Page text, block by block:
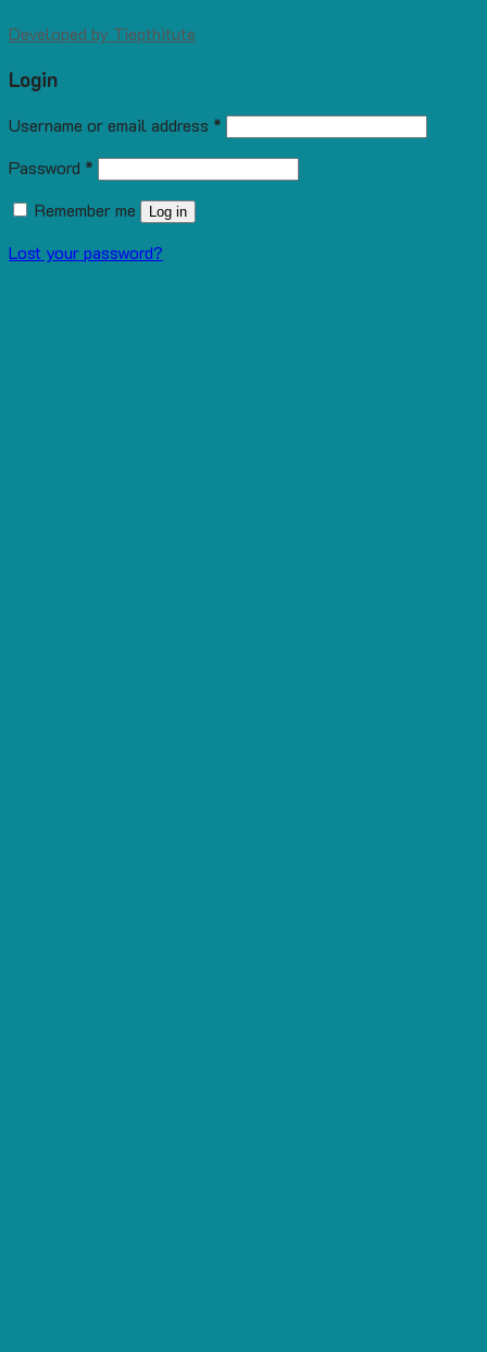
Developed by Tiepthitute
Login
Username or email address *
Password *
Remember me
Log in
Lost your password?